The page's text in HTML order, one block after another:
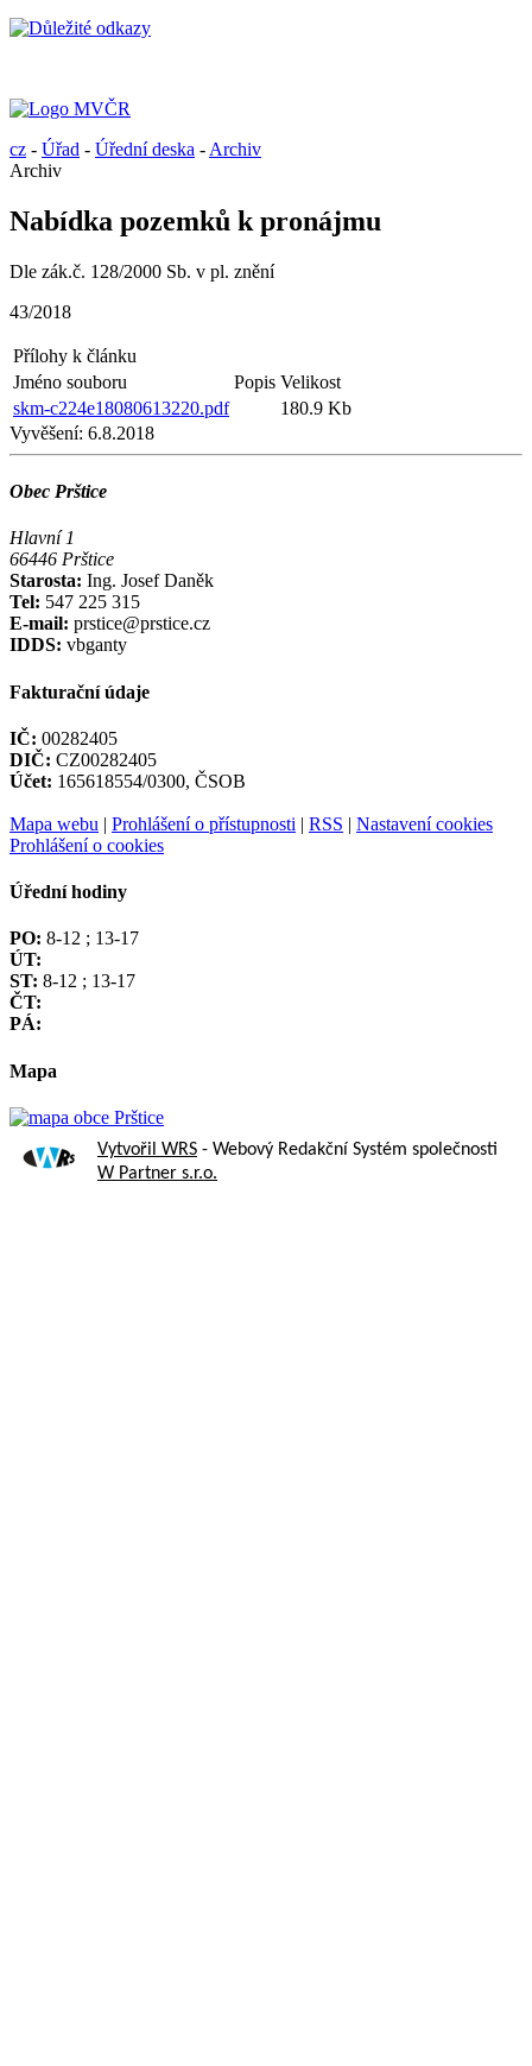
cz - Úřad - Úřední deska - Archiv
Archiv
Nabídka pozemků k pronájmu
Dle zák.č. 128/2000 Sb. v pl. znění
43/2018
Přílohy k článku
Jméno souboru
Popis Velikost
skm-c224e18080613220.pdf
180.9 Kb
Vyvěšení: 6.8.2018
Obec Prštice
Hlavní 1
66446 Prštice
Starosta: Ing. Josef Daněk
Tel: 547 225 315
E-mail: prstice@prstice.cz
IDDS: vbganty
Fakturační údaje
IČ: 00282405
DIČ: CZ00282405
Účet: 165618554/0300, ČSOB
Mapa webu | Prohlášení o přístupnosti | RSS | Nastavení cookies
Prohlášení o cookies
Úřední hodiny
PO: 8-12 ; 13-17
ÚT:
ST: 8-12 ; 13-17
ČT:
PÁ:
Mapa
Vytvořil WRS - Webový Redakční Systém společnosti
W Partner s.r.o.